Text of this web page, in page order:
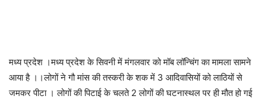
मध्य प्रदेश ।मध्य प्रदेश के सिवनी में मंगलवार को मॉब लॉन्चिंग का मामला सामने
आया है ।।लोगों ने गौ मांस की तस्करी के शक में 3 आदिवासियों को लाठियों से
जमकर पीटा । लोगों की पिटाई के चलते 2 लोगों की घटनास्थल पर ही मौत हो गई